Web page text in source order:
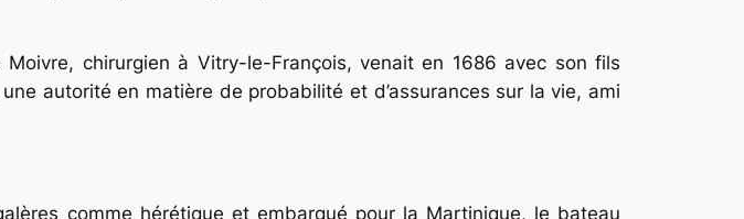
chirurgien à Vitry-le-François, venait en 1686 avec son fils
autorité en matière de probabilité et d’assurances sur la vie, ami
comme hérétique et embarqué pour la Martinique, le bateau